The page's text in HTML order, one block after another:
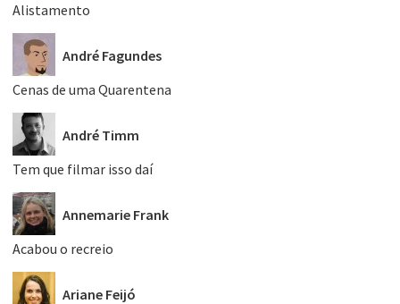
Alistamento
André Fagundes
Cenas de uma Quarentena
André Timm
Tem que filmar isso daí
Annemarie Frank
Acabou o recreio
Ariane Feijó